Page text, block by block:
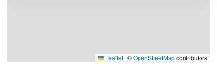
Leaflet | ©OpenStreetMapcontributors